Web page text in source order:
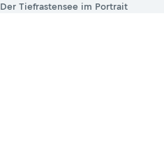
Der Tiefrastensee im Portrait